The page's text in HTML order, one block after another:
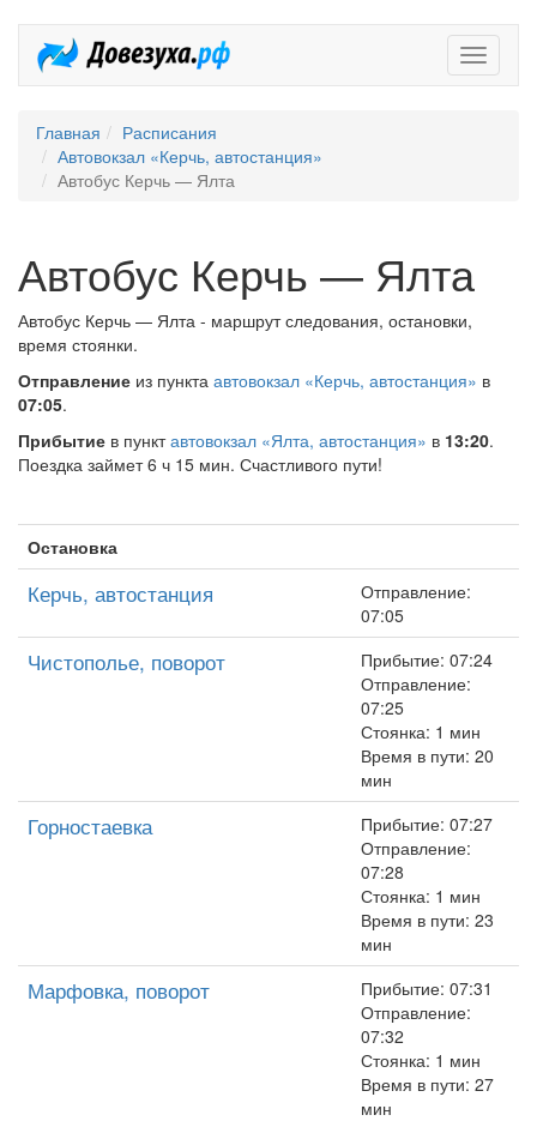
Главная
Расписания
Автовокзал «Керчь, автостанция»
Автобус Керчь — Ялта
Автобус Керчь — Ялта
Автобус Керчь — Ялта - маршрут следования, остановки,
время стоянки.
Отправление из пункта автовокзал «Керчь, автостанция» в
07:05.
Прибытие в пунктавтовокзал «Ялта, автостанция» в 13:20.
Поездка займет 6 ч 15 мин. Счастливого пути!
Остановка
Керчь, автостанция
Отправление:
07:05
Чистополье, поворот
Прибытие: 07:24
Отправление:
07:25
Стоянка: 1 мин
Время в пути: 20
мин
Горностаевка
Прибытие: 07:27
Отправление:
07:28
Стоянка: 1 мин
Время в пути: 23
мин
Марфовка, поворот
Прибытие: 07:31
Отправление:
07:32
Стоянка: 1 мин
Время в пути: 27
мин